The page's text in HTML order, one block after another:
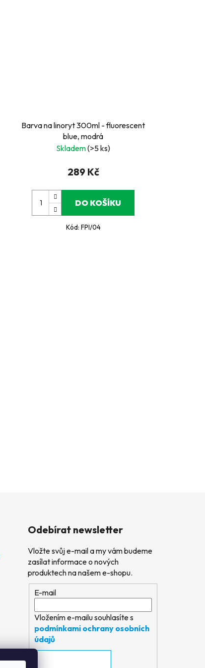
Barva na linoryt 300ml - fluorescent
blue, modrá
Skladem(>5 ks)
289 Kč
DO KOŠÍKU
Kód: FPI/04
Odebírat newsletter
Vložte svůj e-mail a my vám budeme
zasílat informace o nových
produktech na našem e-shopu.
E-mail
Vložením e-mailu souhlasíte s
podmínkami ochrany osobních
údajů